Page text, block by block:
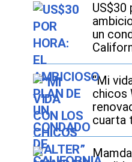
US$30
un
tener
mínimo
de EE.
“Mi
chicos
cuarta
Netflix
por